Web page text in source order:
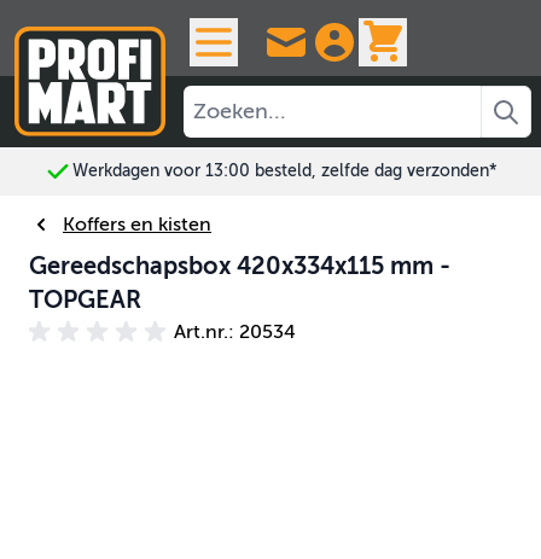
Werkdagen voor 13:00 besteld, zelfde dag verzonden*
Koffers en kisten
Gereedschapsbox 420x334x115 mm -
TOPGEAR
Art.nr.: 20534